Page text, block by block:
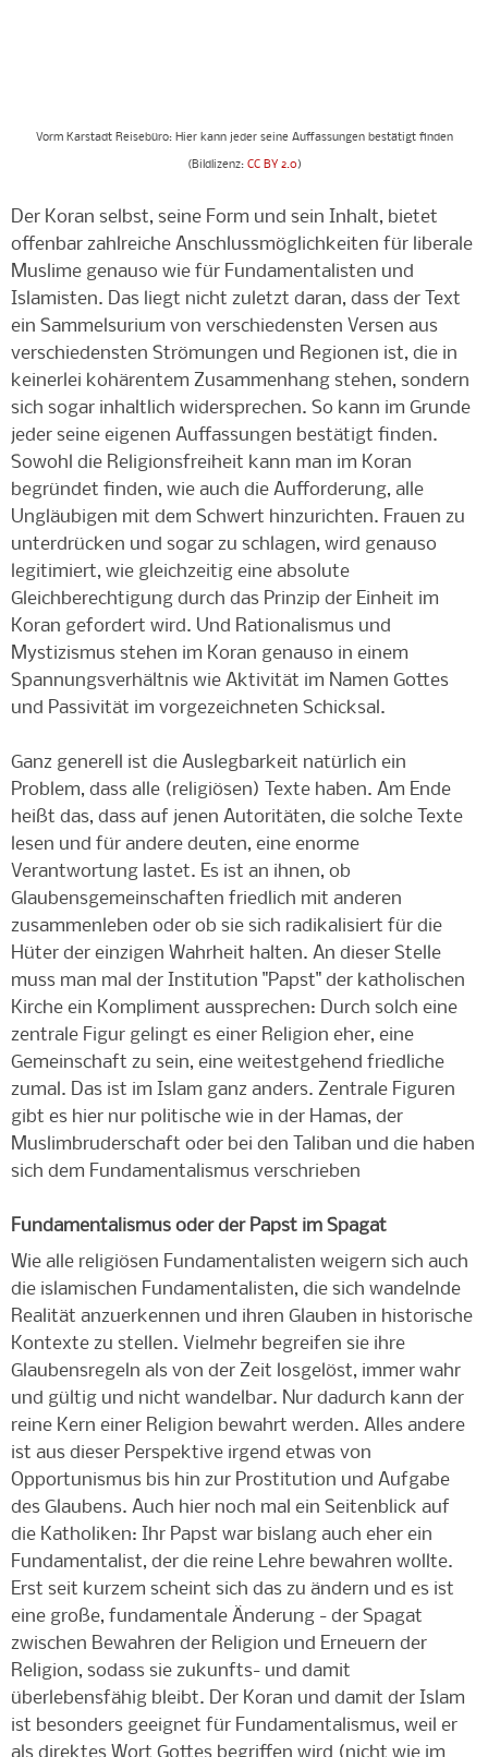
Vorm Karstadt Reisebüro: Hier kann jeder seine Auffassungen bestätigt finden
(Bildlizenz: CC BY 2.0)
Der Koran selbst, seine Form und sein Inhalt, bietet
offenbar zahlreiche Anschlussmöglichkeiten für liberale
Muslime genauso wie für Fundamentalisten und
Islamisten. Das liegt nicht zuletzt daran, dass der Text
ein Sammelsurium von verschiedensten Versen aus
verschiedensten Strömungen und Regionen ist, die in
keinerlei kohärentem Zusammenhang stehen, sondern
sich sogar inhaltlich widersprechen. So kann im Grunde
jeder seine eigenen Auffassungen bestätigt finden.
Sowohl die Religionsfreiheit kann man im Koran
begründet finden, wie auch die Aufforderung, alle
Ungläubigen mit dem Schwert hinzurichten. Frauen zu
unterdrücken und sogar zu schlagen, wird genauso
legitimiert, wie gleichzeitig eine absolute
Gleichberechtigung durch das Prinzip der Einheit im
Koran gefordert wird. Und Rationalismus und
Mystizismus stehen im Koran genauso in einem
Spannungsverhältnis wie Aktivität im Namen Gottes
und Passivität im vorgezeichneten Schicksal.
Ganz generell ist die Auslegbarkeit natürlich ein
Problem, dass alle (religiösen) Texte haben. Am Ende
heißt das, dass auf jenen Autoritäten, die solche Texte
lesen und für andere deuten, eine enorme
Verantwortung lastet. Es ist an ihnen, ob
Glaubensgemeinschaften friedlich mit anderen
zusammenleben oder ob sie sich radikalisiert für die
Hüter der einzigen Wahrheit halten. An dieser Stelle
muss man mal der Institution "Papst" der katholischen
Kirche ein Kompliment aussprechen: Durch solch eine
zentrale Figur gelingt es einer Religion eher, eine
Gemeinschaft zu sein, eine weitestgehend friedliche
zumal. Das ist im Islam ganz anders. Zentrale Figuren
gibt es hier nur politische wie in der Hamas, der
Muslimbruderschaft oder bei den Taliban und die haben
sich dem Fundamentalismus verschrieben
Fundamentalismus oder der Papst im Spagat
Wie alle religiösen Fundamentalisten weigern sich auch
die islamischen Fundamentalisten, die sich wandelnde
Realität anzuerkennen und ihren Glauben in historische
Kontexte zu stellen. Vielmehr begreifen sie ihre
Glaubensregeln als von der Zeit losgelöst, immer wahr
und gültig und nicht wandelbar. Nur dadurch kann der
reine Kern einer Religion bewahrt werden. Alles andere
ist aus dieser Perspektive irgend etwas von
Opportunismus bis hin zur Prostitution und Aufgabe
des Glaubens. Auch hier noch mal ein Seitenblick auf
die Katholiken: Ihr Papst war bislang auch eher ein
Fundamentalist, der die reine Lehre bewahren wollte.
Erst seit kurzem scheint sich das zu ändern und es ist
eine große, fundamentale Änderung - der Spagat
zwischen Bewahren der Religion und Erneuern der
Religion, sodass sie zukunfts- und damit
überlebensfähig bleibt. Der Koran und damit der Islam
ist besonders geeignet für Fundamentalismus, weil er
als direktes Wort Gottes begriffen wird (nicht wie im